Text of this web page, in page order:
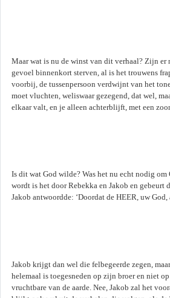
Maar wat is nu de winst van dit verhaal? Zijn er
gevoel binnenkort sterven, al is het trouwens
voorbij, de tussenpersoon verdwijnt van het
moet vluchten, weliswaar gezegend, dat wel,
elkaar valt, en je alleen achterblijft, met een
Is dit wat God wilde? Was het nu echt nodig
wordt is het door Rebekka en Jakob en gebeurt
Jakob antwoordde: ‘Doordat de HEER, uw God,
Jakob krijgt dan wel die felbegeerde zegen,
helemaal is toegesneden op zijn broer en niet
vruchtbare van de aarde. Nee, Jakob zal het